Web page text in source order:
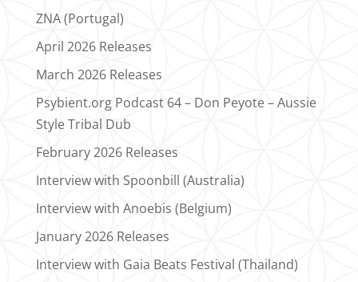
ZNA (Portugal)
April 2026 Releases
March 2026 Releases
Psybient.org Podcast 64 – Don Peyote – Aussie
Style Tribal Dub
February 2026 Releases
Interview with Spoonbill (Australia)
Interview with Anoebis (Belgium)
January 2026 Releases
Interview with Gaia Beats Festival (Thailand)